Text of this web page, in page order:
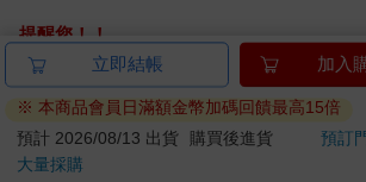
提醒您！！
金石堂及銀行均不會請您操作ATM! 如接獲
ATM提款機，請不要聽從指示，以免受騙上
退換貨須知：
**提醒您，鑑賞期不等於試用期，退回商品
立即結帳 加入
※ 本商品會員日滿額金幣加碼回饋最高15倍
預計 2026/08/13 出貨
購買後進貨 預訂
大量採購